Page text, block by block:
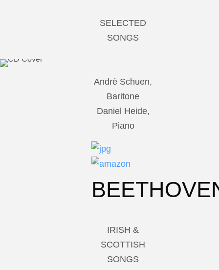
SELECTED
SONGS
Andrè Schuen,
Baritone
Daniel Heide,
Piano
IRISH &
SCOTTISH
SONGS